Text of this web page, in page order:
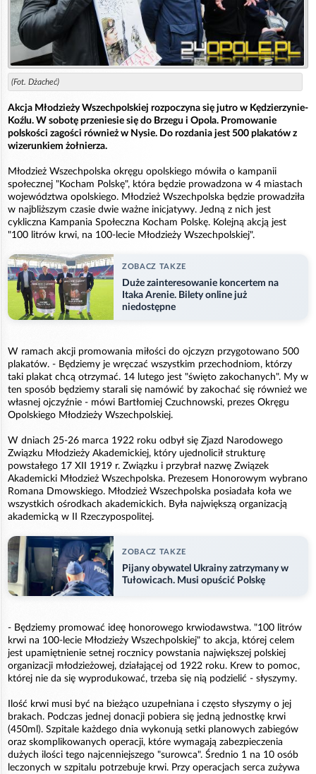
(Fot. Dżacheć)
Akcja Młodzieży Wszechpolskiej rozpoczyna się jutro w Kędzierzynie-
Koźlu. W sobotę przeniesie się do Brzegu i Opola. Promowanie
polskości zagości również w Nysie. Do rozdania jest 500 plakatów z
wizerunkiem żołnierza.
Młodzież Wszechpolska okręgu opolskiego mówiła o kampanii
społecznej "Kocham Polskę", która będzie prowadzona w 4 miastach
województwa opolskiego. Młodzież Wszechpolska będzie prowadziła
w najbliższym czasie dwie ważne inicjatywy. Jedną z nich jest
cykliczna Kampania Społeczna Kocham Polskę. Kolejną akcją jest
"100 litrów krwi, na 100-lecie Młodzieży Wszechpolskiej".
ZOBACZ TAKZE
Duże zainteresowanie koncertem na
Itaka Arenie. Bilety online już
niedostępne
W ramach akcji promowania miłości do ojczyzn przygotowano 500
plakatów. - Będziemy je wręczać wszystkim przechodniom, którzy
taki plakat chcą otrzymać. 14 lutego jest "święto zakochanych". My w
ten sposób będziemy starali się namówić by zakochać się również we
własnej ojczyźnie - mówi Bartłomiej Czuchnowski, prezes Okręgu
Opolskiego Młodzieży Wszechpolskiej.
W dniach 25-26 marca 1922 roku odbył się Zjazd Narodowego
Związku Młodzieży Akademickiej, który ujednolicił strukturę
powstałego 17 XII 1919 r. Związku i przybrał nazwę Związek
Akademicki Młodzież Wszechpolska. Prezesem Honorowym wybrano
Romana Dmowskiego. Młodzież Wszechpolska posiadała koła we
wszystkich ośrodkach akademickich. Była największą organizacją
akademicką w II Rzeczypospolitej.
ZOBACZ TAKZE
Pijany obywatel Ukrainy zatrzymany w
Tułowicach. Musi opuścić Polskę
- Będziemy promować ideę honorowego krwiodawstwa. "100 litrów
krwi na 100-lecie Młodzieży Wszechpolskiej" to akcja, której celem
jest upamiętnienie setnej rocznicy powstania największej polskiej
organizacji młodzieżowej, działającej od 1922 roku. Krew to pomoc,
której nie da się wyprodukować, trzeba się nią podzielić - słyszymy.
Ilość krwi musi być na bieżąco uzupełniana i często słyszymy o jej
brakach. Podczas jednej donacji pobiera się jedną jednostkę krwi
(450ml). Szpitale każdego dnia wykonują setki planowych zabiegów
oraz skomplikowanych operacji, które wymagają zabezpieczenia
dużych ilości tego najcenniejszego "surowca". Średnio 1 na 10 osób
leczonych w szpitalu potrzebuje krwi. Przy operacjach serca zużywa